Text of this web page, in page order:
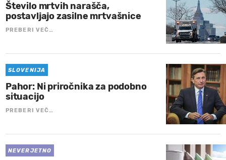
Število mrtvih narašča,
postavljajo zasilne mrtvašnice
PREBERI VEČ…
SLOVENIJA
Pahor: Ni priročnika za podobno
situacijo
PREBERI VEČ…
NEVERJETNO